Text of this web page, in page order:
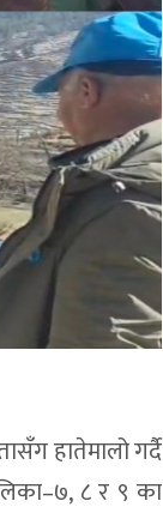
हातेमालो गर्दै
८ र ९ का